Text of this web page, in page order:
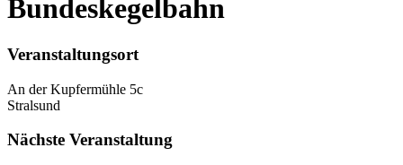
Bundeskegelbahn
Veranstaltungsort
An der Kupfermühle 5c
Stralsund
Nächste Veranstaltung